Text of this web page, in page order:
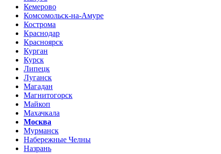
Кемерово
Комсомольск-на-Амуре
Кострома
Краснодар
Красноярск
Курган
Курск
Липецк
Луганск
Магадан
Магнитогорск
Майкоп
Махачкала
Москва
Мурманск
Набережные Челны
Назрань